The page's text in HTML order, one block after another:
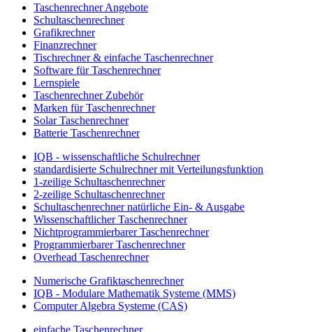
Taschenrechner Angebote
Schultaschenrechner
Grafikrechner
Finanzrechner
Tischrechner & einfache Taschenrechner
Software für Taschenrechner
Lernspiele
Taschenrechner Zubehör
Marken für Taschenrechner
Solar Taschenrechner
Batterie Taschenrechner
IQB - wissenschaftliche Schulrechner
standardisierte Schulrechner mit Verteilungsfunktion
1-zeilige Schultaschenrechner
2-zeilige Schultaschenrechner
Schultaschenrechner natürliche Ein- & Ausgabe
Wissenschaftlicher Taschenrechner
Nichtprogrammierbarer Taschenrechner
Programmierbarer Taschenrechner
Overhead Taschenrechner
Numerische Grafiktaschenrechner
IQB - Modulare Mathematik Systeme (MMS)
Computer Algebra Systeme (CAS)
einfache Taschenrechner